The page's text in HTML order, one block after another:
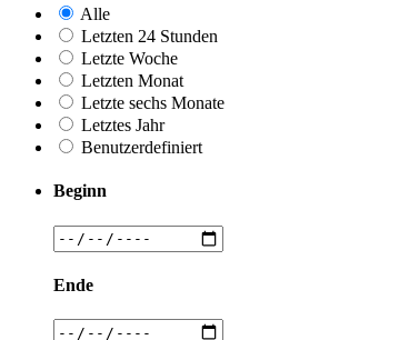
Alle
Letzten 24 Stunden
Letzte Woche
Letzten Monat
Letzte sechs Monate
Letztes Jahr
Benutzerdefiniert
Beginn
Ende